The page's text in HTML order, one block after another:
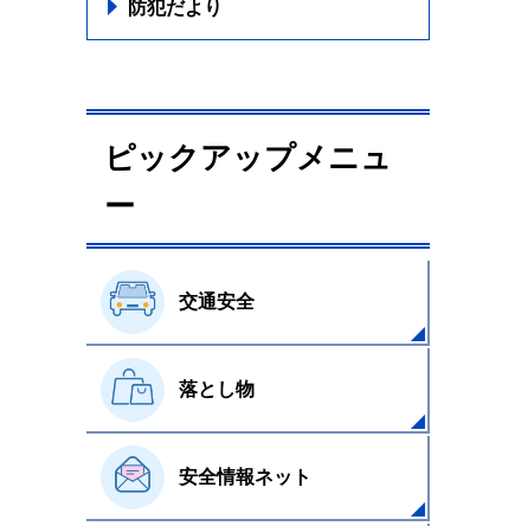
防犯だより
ピックアップメニュ
ー
交通安全
落とし物
安全情報ネット